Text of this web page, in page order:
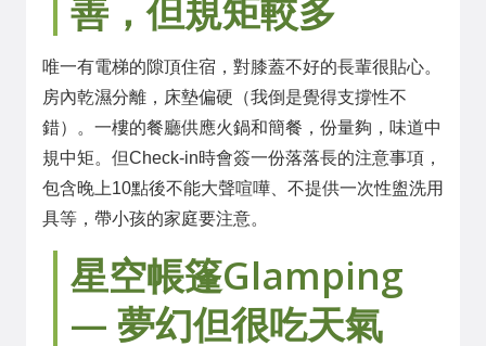
善，但規矩較多
唯一有電梯的隙頂住宿，對膝蓋不好的長輩很貼心。
房內乾濕分離，床墊偏硬（我倒是覺得支撐性不
錯）。一樓的餐廳供應火鍋和簡餐，份量夠，味道中
規中矩。但Check-in時會簽一份落落長的注意事項，
包含晚上10點後不能大聲喧嘩、不提供一次性盥洗用
具等，帶小孩的家庭要注意。
星空帳篷Glamping
— 夢幻但很吃天氣